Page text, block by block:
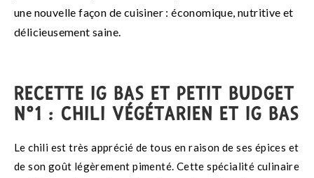
une nouvelle façon de cuisiner : économique, nutritive et
délicieusement saine.
RECETTE IG BAS ET PETIT BUDGET
N°1 : CHILI VÉGÉTARIEN ET IG BAS
Le chili est très apprécié de tous en raison de ses épices et
de son goût légèrement pimenté. Cette spécialité culinaire